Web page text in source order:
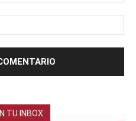
TU INBOX